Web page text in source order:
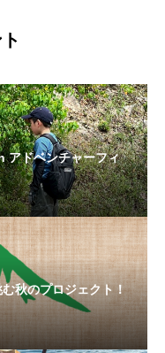
アドベンチャーフィ
秋のプロジェクト！
予定イベント